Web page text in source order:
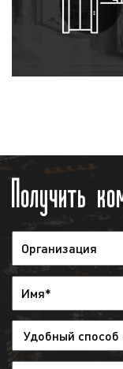
курьером;
выход
оплаты,
эфир
может
денежные
не
справки.
Обращаем
Получить